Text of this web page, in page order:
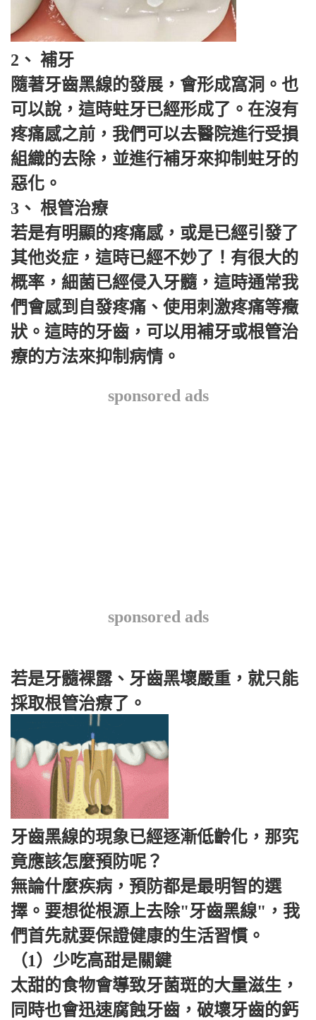
2、 補牙
隨著牙齒黑線的發展，會形成窩洞。也
可以說，這時蛀牙已經形成了。在沒有
疼痛感之前，我們可以去醫院進行受損
組織的去除，並進行補牙來抑制蛀牙的
惡化。
3、 根管治療
若是有明顯的疼痛感，或是已經引發了
其他炎症，這時已經不妙了！有很大的
概率，細菌已經侵入牙髓，這時通常我
們會感到自發疼痛、使用刺激疼痛等癥
狀。這時的牙齒，可以用補牙或根管治
療的方法來抑制病情。
sponsored ads
sponsored ads
若是牙髓裸露、牙齒黑壞嚴重，就只能
採取根管治療了。
牙齒黑線的現象已經逐漸低齡化，那究
竟應該怎麼預防呢？
無論什麼疾病，預防都是最明智的選
擇。要想從根源上去除"牙齒黑線"，我
們首先就要保證健康的生活習慣。
（1）少吃高甜是關鍵
太甜的食物會導致牙菌斑的大量滋生，
同時也會迅速腐蝕牙齒，破壞牙齒的鈣